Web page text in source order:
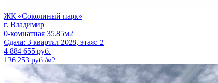
ЖК «Соколиный парк»
г. Владимир
0-комнатная 35.85м2
Сдача: 3 квартал 2028, этаж: 2
4 884 655 руб.
136 253 руб./м2